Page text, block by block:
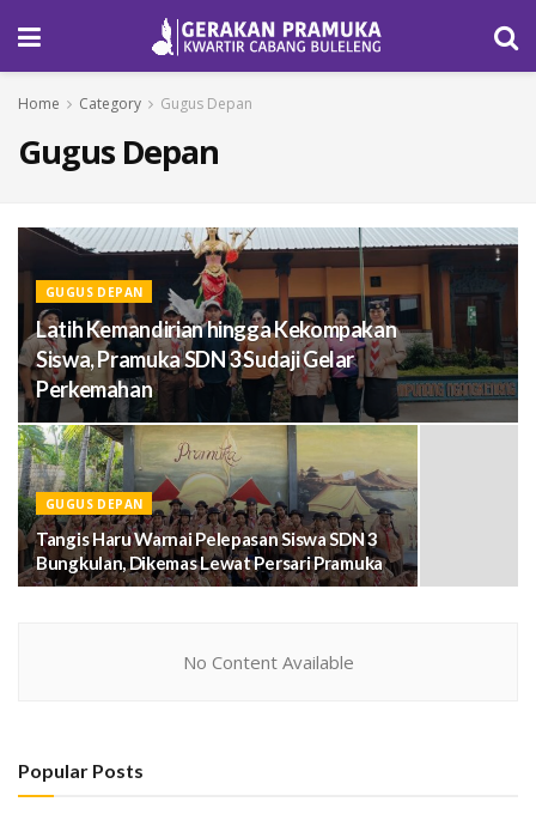
Home Category Gugus Depan
Gugus Depan
GUGUS DEPAN
Latih Kemandirian hingga Kekompakan
Siswa, Pramuka SDN 3 Sudaji Gelar
Perkemahan
GUGUS DEPAN
Tangis Haru Warnai Pelepasan Siswa SDN 3
Bungkulan, Dikemas Lewat Persari Pramuka
No Content Available
Popular Posts